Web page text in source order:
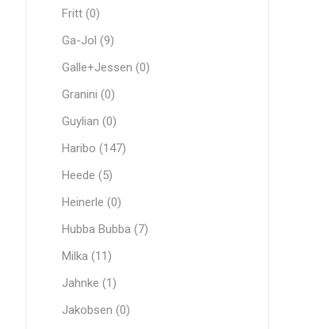
Fritt (0)
Ga-Jol (9)
Galle+Jessen (0)
Granini (0)
Guylian (0)
Haribo (147)
Heede (5)
Heinerle (0)
Hubba Bubba (7)
Milka (11)
Jahnke (1)
Jakobsen (0)